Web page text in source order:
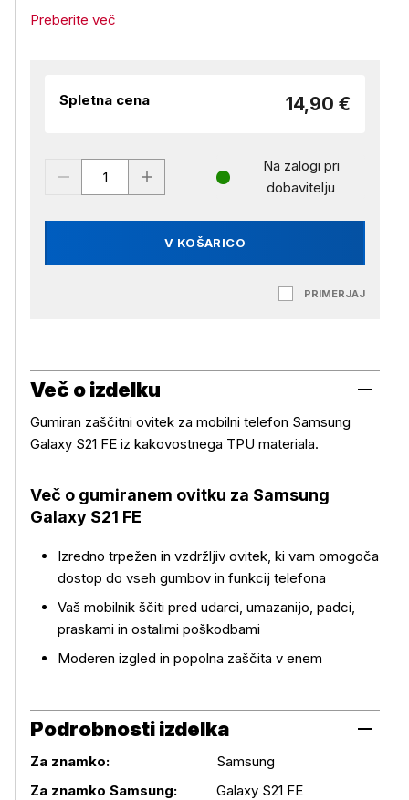
Preberite več
Spletna cena 14,90 €
V KOŠARICO
Na zalogi pri
dobavitelju
PRIMERJAJ
Več o izdelku
Več o izdelku
Gumiran zaščitni ovitek za mobilni telefon Samsung
Galaxy S21 FE iz kakovostnega TPU materiala.
Več o gumiranem ovitku za Samsung
Galaxy S21 FE
Izredno trpežen in vzdržljiv ovitek, ki vam omogoča
dostop do vseh gumbov in funkcij telefona
Vaš mobilnik ščiti pred udarci, umazanijo, padci,
praskami in ostalimi poškodbami
Moderen izgled in popolna zaščita v enem
Podrobnosti izdelka
Za znamko:
Samsung
Za znamko Samsung:
Galaxy S21 FE